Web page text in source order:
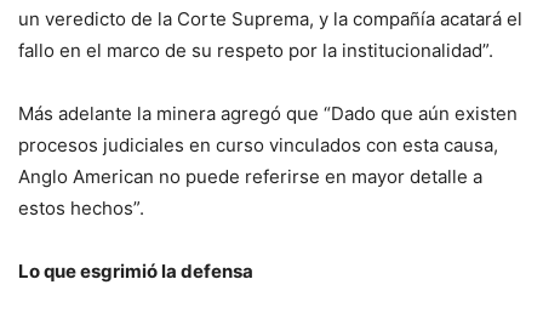
un veredicto de la Corte Suprema, y la compañía acatará el
fallo en el marco de su respeto por la institucionalidad”.
Más adelante la minera agregó que “Dado que aún existen
procesos judiciales en curso vinculados con esta causa,
Anglo American no puede referirse en mayor detalle a
estos hechos”.
Lo que esgrimió la defensa